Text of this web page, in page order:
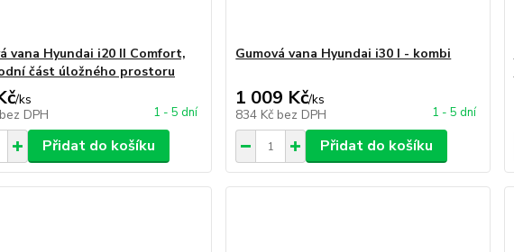
vana Hyundai i20 II Comfort,
část úložného prostoru
/ks
bez DPH 1 - 5 dní
Přidat do košíku
Gumová vana Hyundai i30 I - kombi
1 009 Kč/ks
834 Kč bez DPH 1 - 5 dní
Přidat do košíku